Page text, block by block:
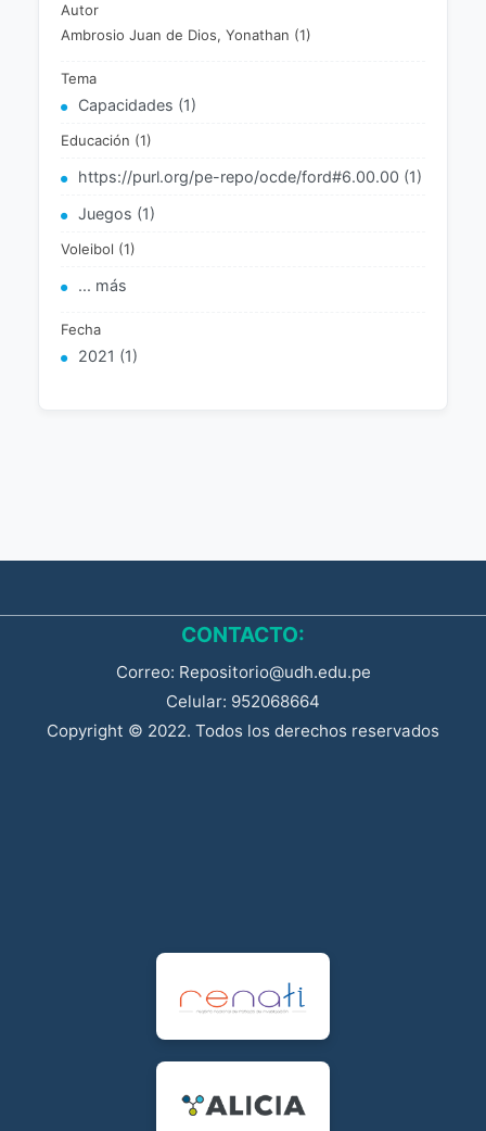
Autor
Ambrosio Juan de Dios, Yonathan (1)
Tema
Capacidades (1)
Educación (1)
https://purl.org/pe-repo/ocde/ford#6.00.00 (1)
Juegos (1)
Voleibol (1)
... más
Fecha
2021 (1)
CONTACTO:
Correo: Repositorio@udh.edu.pe
Celular: 952068664
Copyright © 2022. Todos los derechos reservados